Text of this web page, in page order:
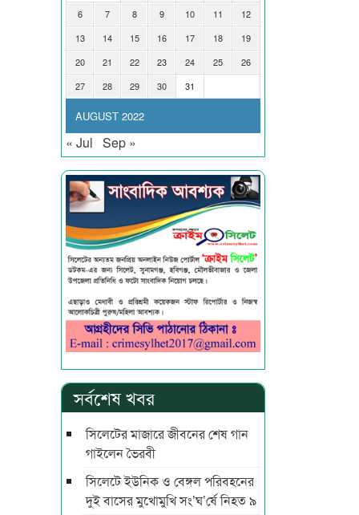
AUGUST 2022
6
7 8 9 10 11
12
13
14 15 16 17 18
19
20
21 22 23 24 25
26
27
28 29 30 31
« Jul Sep »
সর্বশেষ খবর
সিলেটের মাজারে জীবনের শেষ গান
গাইলেন ভৈরবী
সিলেটে ইউনিক ও বেঙ্গল পরিবহনের
দুই বাসের মুখোমুখি সং’ঘ’র্ষে নিহত ৯